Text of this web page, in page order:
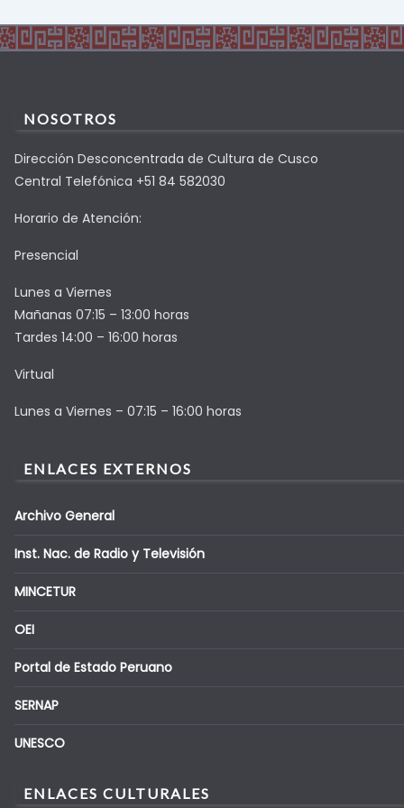
NOSOTROS
Dirección Desconcentrada de Cultura de Cusco
Central Telefónica +51 84 582030
Horario de Atención:
Presencial
Lunes a Viernes
Mañanas 07:15 – 13:00 horas
Tardes 14:00 – 16:00 horas
Virtual
Lunes a Viernes – 07:15 – 16:00 horas
ENLACES EXTERNOS
Archivo General
Inst. Nac. de Radio y Televisión
MINCETUR
OEI
Portal de Estado Peruano
SERNAP
UNESCO
ENLACES CULTURALES